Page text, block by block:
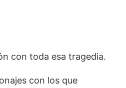
con toda esa tragedia.
con los que